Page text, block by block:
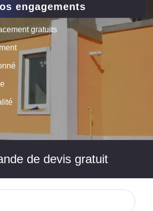
engagements
gratuits
de devis gratuit